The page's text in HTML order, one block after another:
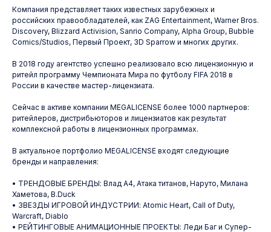
Компания представляет таких известных зарубежных и
российских правообладателей, как ZAG Entertainment, Warner Bros.
Discovery, Blizzard Activision, Sanrio Company, Alpha Group, Bubble
Comics/Studios, Первый Проект, 3D Sparrow и многих других.
В 2018 году агентство успешно реализовало всю лицензионную и
ритейл программу Чемпионата Мира по футболу FIFA 2018 в
России в качестве мастер-лицензиата.
Сейчас в активе компании MEGALICENSE более 1000 партнеров:
ритейлеров, дистрибьюторов и лицензиатов как результат
комплексной работы в лицензионных программах.
В актуальное портфолио MEGALICENSE входят следующие
бренды и направления:
• ТРЕНДОВЫЕ БРЕНДЫ: Влад А4, Атака титанов, Наруто, Милана
Хаметова, B.Duck
• ЗВЕЗДЫ ИГРОВОЙ ИНДУСТРИИ: Atomic Heart, Call of Duty,
Warcraft, Diablo
• РЕЙТИНГОВЫЕ АНИМАЦИОННЫЕ ПРОЕКТЫ: Леди Баг и Супер-